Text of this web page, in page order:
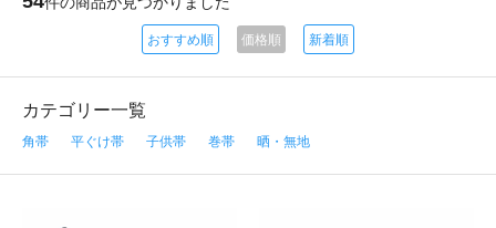
おすすめ順 価格順 新着順
カテゴリー一覧
角帯 平ぐけ帯 子供帯 巻帯 晒・無地